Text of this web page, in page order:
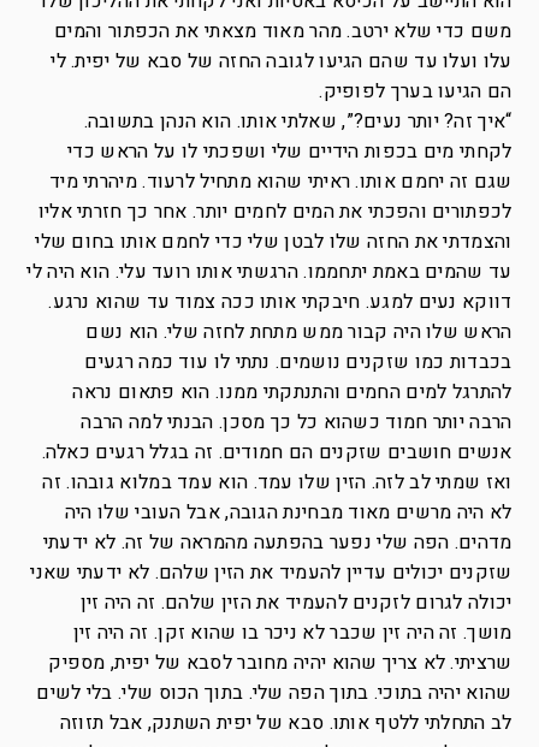
משם כדי שלא ירטב. מהר מאוד מצאתי את הכפתור והמים
עלו ועלו עד שהם הגיעו לגובה החזה של סבא של יפית. לי
הם הגיעו בערך לפופיק.
“איך זה? יותר נעים?”, שאלתי אותו. הוא הנהן בתשובה.
לקחתי מים בכפות הידיים שלי ושפכתי לו על הראש כדי
שגם זה יחמם אותו. ראיתי שהוא מתחיל לרעוד. מיהרתי מיד
לכפתורים והפכתי את המים לחמים יותר. אחר כך חזרתי אליו
והצמדתי את החזה שלו לבטן שלי כדי לחמם אותו בחום שלי
עד שהמים באמת יתחממו. הרגשתי אותו רועד עלי. הוא היה לי
דווקא נעים למגע. חיבקתי אותו ככה צמוד עד שהוא נרגע.
הראש שלו היה קבור ממש מתחת לחזה שלי. הוא נשם
בכבדות כמו שזקנים נושמים. נתתי לו עוד כמה רגעים
להתרגל למים החמים והתנתקתי ממנו. הוא פתאום נראה
הרבה יותר חמוד כשהוא כל כך מסכן. הבנתי למה הרבה
אנשים חושבים שזקנים הם חמודים. זה בגלל רגעים כאלה.
ואז שמתי לב לזה. הזין שלו עמד. הוא עמד במלוא גובהו. זה
לא היה מרשים מאוד מבחינת הגובה, אבל העובי שלו היה
מדהים. הפה שלי נפער בהפתעה מהמראה של זה. לא ידעתי
שזקנים יכולים עדיין להעמיד את הזין שלהם. לא ידעתי שאני
יכולה לגרום לזקנים להעמיד את הזין שלהם. זה היה זין
מושך. זה היה זין שכבר לא ניכר בו שהוא זקן. זה היה זין
שרציתי. לא צריך שהוא יהיה מחובר לסבא של יפית, מספיק
שהוא יהיה בתוכי. בתוך הפה שלי. בתוך הכוס שלי. בלי לשים
לב התחלתי ללטף אותו. סבא של יפית השתנק, אבל תזוזה